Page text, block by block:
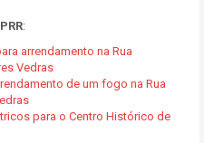
PRR:
arrendamento na Rua
Vedras
de um fogo na Rua
para o Centro Histórico de